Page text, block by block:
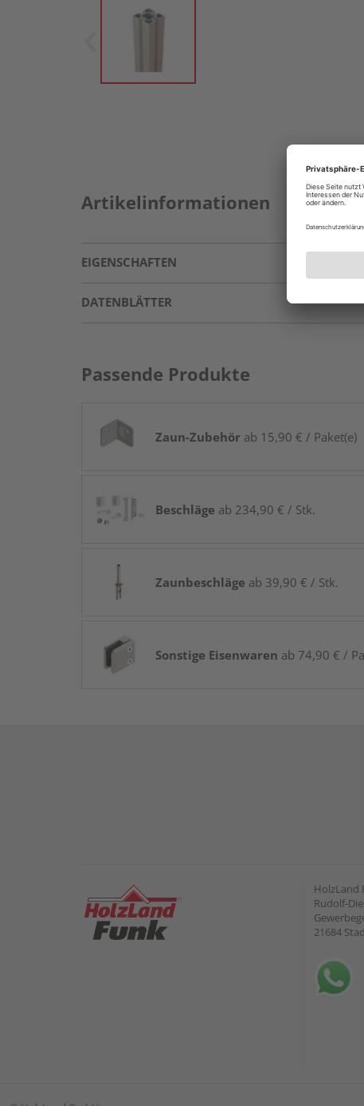
Artikelinformationen
EIGENSCHAFTEN
DATENBLÄTTER
Passende Produkte
Zaun-Zubehör ab 15,90 € / Paket(e)
Beschläge ab 234,90 € / Stk.
Zaunbeschläge ab 39,90 € / Stk.
Sonstige Eisenwaren ab 74,90 € /
HolzLand
Rudolf-
21684